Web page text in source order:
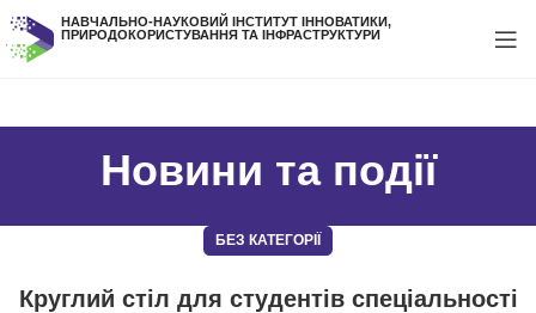
НАВЧАЛЬНО-НАУКОВИЙ ІНСТИТУТ ІННОВАТИКИ,
ПРИРОДОКОРИСТУВАННЯ ТА ІНФРАСТРУКТУРИ
Новини та події
БЕЗ КАТЕГОРІЇ
Круглий стіл для студентів спеціальності